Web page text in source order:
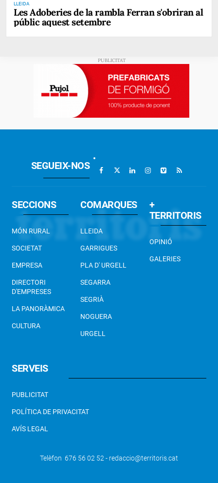
LLEIDA
Les Adoberies de la rambla Ferran s'obriran al
públic aquest setembre
SEGUEIX-NOS
SECCIONS
MÓN RURAL
SOCIETAT
EMPRESA
DIRECTORI
D'EMPRESES
LA PANORÀMICA
CULTURA
COMARQUES
LLEIDA
GARRIGUES
PLA D' URGELL
SEGARRA
SEGRIÀ
NOGUERA
URGELL
+
TERRITORIS
OPINIÓ
GALERIES
SERVEIS
PUBLICITAT
POLÍTICA DE PRIVACITAT
AVÍS LEGAL
Telèfon 676 56 02 52 - redaccio@territoris.cat